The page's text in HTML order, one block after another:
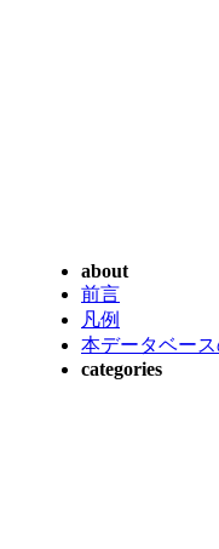
about
前言
凡例
本データベー
categories